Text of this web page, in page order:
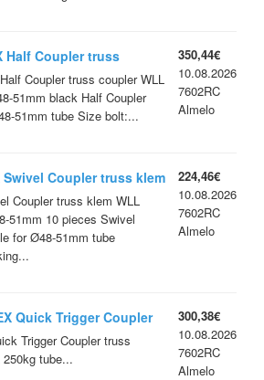
Half Coupler truss
500kg tube Ø48-51mm
Coupler truss coupler WLL
51mm black Half Coupler
51mm tube Size bolt:...
350,44€
10.08.2026
7602RC
Almelo
Swivel Coupler truss klem
Ø48-51 mm
Coupler truss klem WLL
51mm 10 pieces Swivel
for Ø48-51mm tube
224,46€
10.08.2026
7602RC
Almelo
Quick Trigger Coupler
WLL 250kg tube Ø48-
Trigger Coupler truss
tube...
300,38€
10.08.2026
7602RC
Almelo